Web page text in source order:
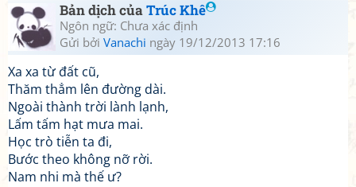
Bản dịch củaTrúc Khê
Ngôn ngữ: Chưa xác định
Gửi bởi Vanachi ngày 19/12/2013 17:16
Xa xa từ đất cũ,
Thăm thẳm lên đường dài.
Ngoài thành trời lành lạnh,
Lấm tấm hạt mưa mai.
Học trò tiễn ta đi,
Bước theo không nỡ rời.
Nam nhi mà thế ư?